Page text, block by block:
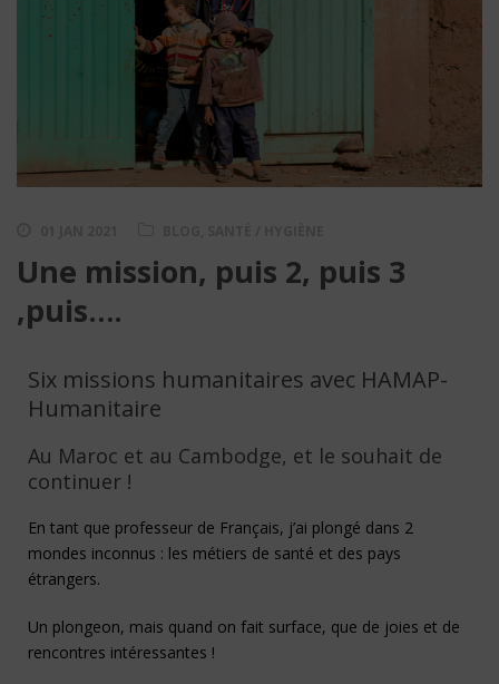
Une mission, puis 2, puis 3
,puis….
Six missions humanitaires avec HAMAP-
Humanitaire
Au Maroc et au Cambodge, et le souhait de
continuer !
En tant que professeur de Français, j’ai plongé dans 2
mondes inconnus : les métiers de santé et des pays
étrangers.
Un plongeon, mais quand on fait surface, que de joies et de
rencontres intéressantes !